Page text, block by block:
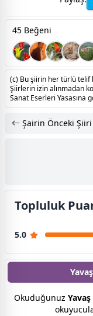
45 Beğeni
(c) Bu şiirin her türlü telif
Şiirlerin izin alınmadan
Sanat Eserleri Yasasına
Şairin Önceki Şiiri
Topluluk
5.0
Okuduğunuz